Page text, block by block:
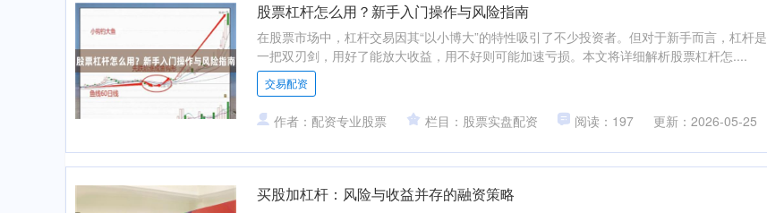
股票杠杆怎么用？新手入门操作与风险指南
在股票市场中，杠杆交易因其“以小博大”的特性吸引了不少投资者。但对于新手而言，杠杆是
一把双刃剑，用好了能放大收益，用不好则可能加速亏损。本文将详细解析股票杠杆怎....
交易配资
作者：配资专业股票 栏目：股票实盘配资 阅读：197 更新：2026-05-25
买股加杠杆：风险与收益并存的融资策略